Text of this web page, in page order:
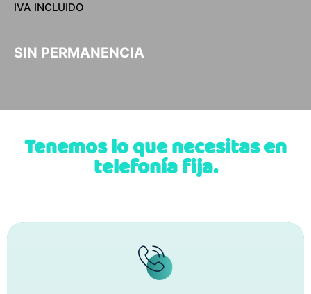
IVA INCLUIDO
SIN PERMANENCIA
Tenemos lo que necesitas en
telefonía fija.